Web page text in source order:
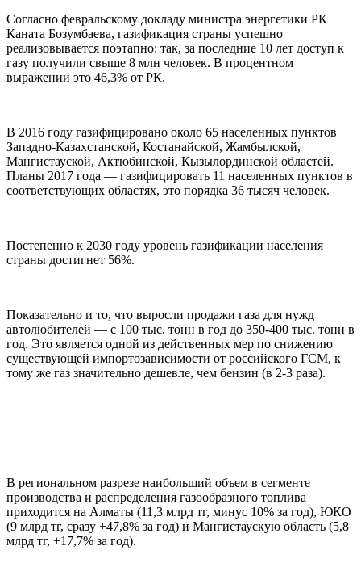
Согласно февральскому докладу министра энергетики РК
Каната Бозумбаева, газификация страны успешно
реализовывается поэтапно: так, за последние 10 лет доступ к
газу получили свыше 8 млн человек. В процентном
выражении это 46,3% от РК.
В 2016 году газифицировано около 65 населенных пунктов
Западно-Казахстанской, Костанайской, Жамбылской,
Мангистауской, Актюбинской, Кызылординской областей.
Планы 2017 года — газифицировать 11 населенных пунктов в
соответствующих областях, это порядка 36 тысяч человек.
Постепенно к 2030 году уровень газификации населения
страны достигнет 56%.
Показательно и то, что выросли продажи газа для нужд
автолюбителей — с 100 тыс. тонн в год до 350-400 тыс. тонн в
год. Это является одной из действенных мер по снижению
существующей импортозависимости от российского ГСМ, к
тому же газ значительно дешевле, чем бензин (в 2-3 раза).
В региональном разрезе наибольший объем в сегменте
производства и распределения газообразного топлива
приходится на Алматы (11,3 млрд тг, минус 10% за год), ЮКО
(9 млрд тг, сразу +47,8% за год) и Мангистаускую область (5,8
млрд тг, +17,7% за год).